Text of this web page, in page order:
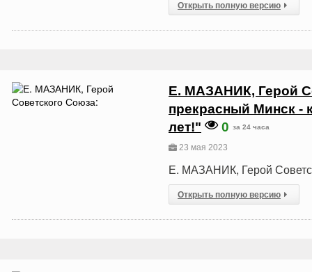
Открыть полную версию
Е. МАЗАНИК, Герой
прекрасный Минск -
лет!"
0 за 24 часа
23 мая 2023
Е. МАЗАНИК, Герой
Открыть полную версию